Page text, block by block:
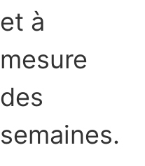
et à
mesure
des
semaines.